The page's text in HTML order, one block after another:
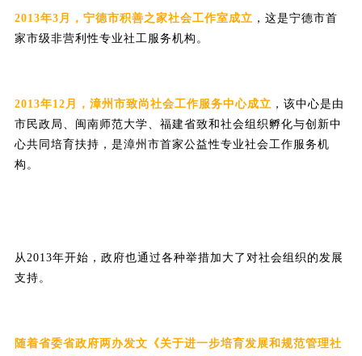
2013年3月，宁德市积善之家社会工作室成立 ，这是宁德市首
家市级非营利性专业社工服务机构。
2013年12月，漳州市致尚社会工作服务中心成立 ，该中心是由
市民政局、闽南师范大学、福建省致和社会组织孵化与创新中
心共同培育扶持，是漳州市首家公益性专业社会工作服务机
构。
从2013年开始，政府也通过各种举措加大了对社会组织的发展
支持。
随着省委省政府两办发文《关于进一步培育发展和规范管理社